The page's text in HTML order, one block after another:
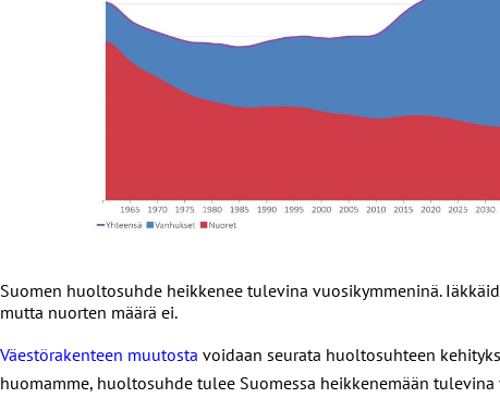
Suomen huoltosuhde heikkenee tulevina vuosikymmeninä.
mutta nuorten määrä ei.
Väestörakenteen muutosta voidaan seurata huoltosuhteen
huomamme, huoltosuhde tulee Suomessa heikkenemään